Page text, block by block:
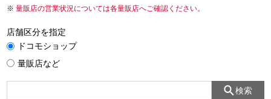
量販店の営業状況については各量販店へご確認ください。
店舗区分を指定
ドコモショップ
量販店など
検索